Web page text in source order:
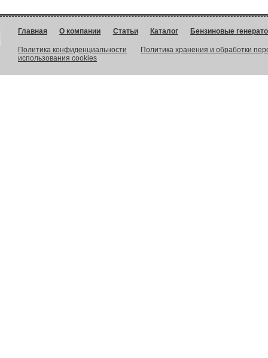
Главная О компании Статьи Каталог Бензиновые
Политика конфиденциальности
Политика хранения и обработки
использования cookies